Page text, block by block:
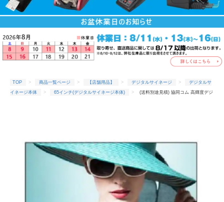
TOP 商品一覧ページ 【店舗用品】 デジタルサイネージ
デジタルサ
イネージ本体
65インチ(デジタルサイネージ本体)
(送料別途見積) 協同コム 高輝度デジ